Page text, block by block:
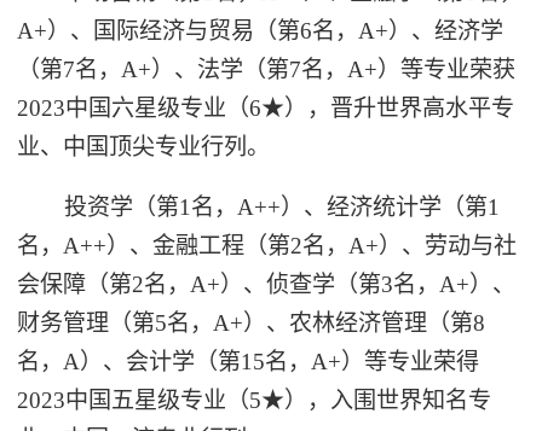
A+）、国际经济与贸易（第6名，A+）、经济学
（第7名，A+）、法学（第7名，A+）等专业荣获
2023中国六星级专业（6★），晋升世界高水平专
业、中国顶尖专业行列。
投资学（第1名，A++）、经济统计学（第1
名，A++）、金融工程（第2名，A+）、劳动与社
会保障（第2名，A+）、侦查学（第3名，A+）、
财务管理（第5名，A+）、农林经济管理（第8
名，A）、会计学（第15名，A+）等专业荣得
2023中国五星级专业（5★），入围世界知名专